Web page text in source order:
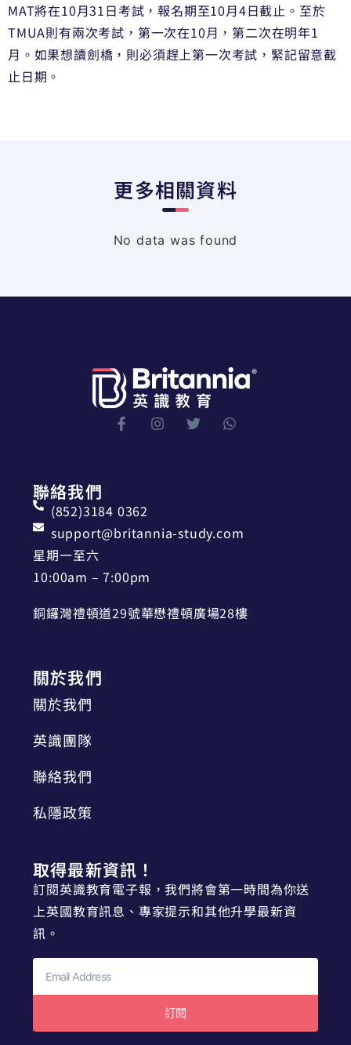
MAT將在10月31日考試，報名期至10月4日截止。至於
TMUA則有兩次考試，第一次在10月，第二次在明年1
月。如果想讀劍橋，則必須趕上第一次考試，緊記留意截
止日期。
更多相關資料
No data was found
聯絡我們
(852)3184 0362
support@britannia-study.com
星期一至六
10:00am – 7:00pm
銅鑼灣禮頓道29號華懋禮頓廣場28樓
關於我們
關於我們
英識團隊
聯絡我們
私隱政策
取得最新資訊！
訂閱英識教育電子報，我們將會第一時間為你送
上英國教育訊息、專家提示和其他升學最新資
訊。
訂閱